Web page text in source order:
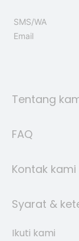
SMS/WA
Email
Tentang
FAQ
Kontak kami
Syarat &
Ikuti kami